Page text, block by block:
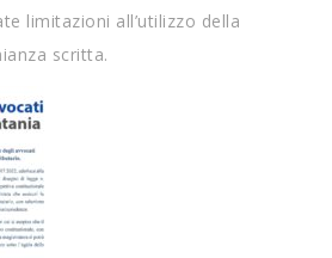
limitazioni all’utilizzo della
scritta.